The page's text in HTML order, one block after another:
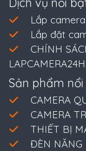
Lắp
Lắp đặt
CHÍNH
Sản phẩm
CAMERA
CAMERA
THIẾT BỊ
ĐÈN NĂNG